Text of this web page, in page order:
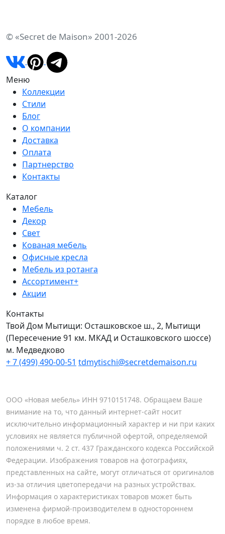
© «Secret de Maison» 2001-2026
Меню
Коллекции
Стили
Блог
О компании
Доставка
Оплата
Партнерство
Контакты
Каталог
Мебель
Декор
Свет
Кованая мебель
Офисные кресла
Мебель из ротанга
Ассортимент+
Акции
Контакты
Твой Дом Мытищи: Осташковское ш., 2, Мытищи
(Пересечение 91 км. МКАД и Осташковского шоссе)
м. Медведково
+ 7 (499) 490-00-51 tdmytischi@secretdemaison.ru
ООО «Новая мебель» ИНН 9710151748. Обращаем Ваше
внимание на то, что данный интернет-сайт носит
исключительно информационный характер и ни при каких
условиях не является публичной офертой, определяемой
положениями ч. 2 ст. 437 Гражданского кодекса Российской
Федерации. Изображения товаров на фотографиях,
представленных на сайте, могут отличаться от оригиналов
из-за отличия цветопередачи на разных устройствах.
Информация о характеристиках товаров может быть
изменена фирмой-производителем в одностороннем
порядке в любое время.